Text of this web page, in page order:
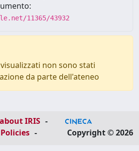
11365/43932
non sono stati
da parte dell'ateneo
about IRIS -
-
Copyright © 2026